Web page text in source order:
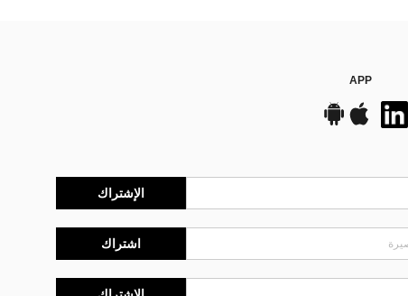
APP
الإشتراك
اشتراك